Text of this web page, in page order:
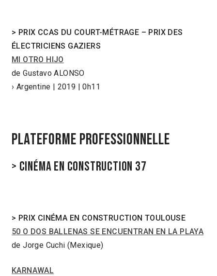
> PRIX CCAS DU COURT-MÉTRAGE – PRIX DES
ÉLECTRICIENS GAZIERS
MI OTRO HIJO
de Gustavo ALONSO
› Argentine | 2019 | 0h11
PLATEFORME PROFESSIONNELLE
> Cinéma en construction 37
> PRIX CINÉMA EN CONSTRUCTION TOULOUSE
50 O DOS BALLENAS SE ENCUENTRAN EN LA PLAYA
de Jorge Cuchi (Mexique)
KARNAWAL